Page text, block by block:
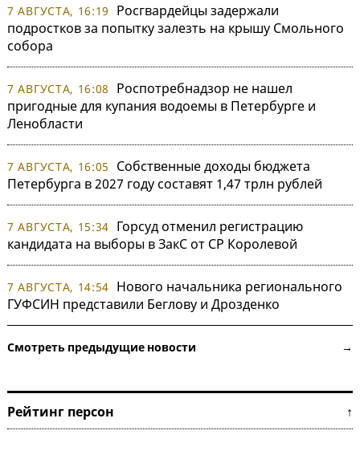
7 АВГУСТА, 16:19
Росгвардейцы задержали
подростков за попытку залезть на крышу Смольного
собора
7 АВГУСТА, 16:08
Роспотребнадзор не нашел
пригодные для купания водоемы в Петербурге и
Ленобласти
7 АВГУСТА, 16:05
Собственные доходы бюджета
Петербурга в 2027 году составят 1,47 трлн рублей
7 АВГУСТА, 15:34 Горсуд отменил регистрацию
кандидата на выборы в ЗакС от СР Королевой
7 АВГУСТА, 14:54 Нового начальника регионального
ГУФСИН представили Беглову и Дрозденко
Смотреть предыдущие новости →
Рейтинг персон ↑